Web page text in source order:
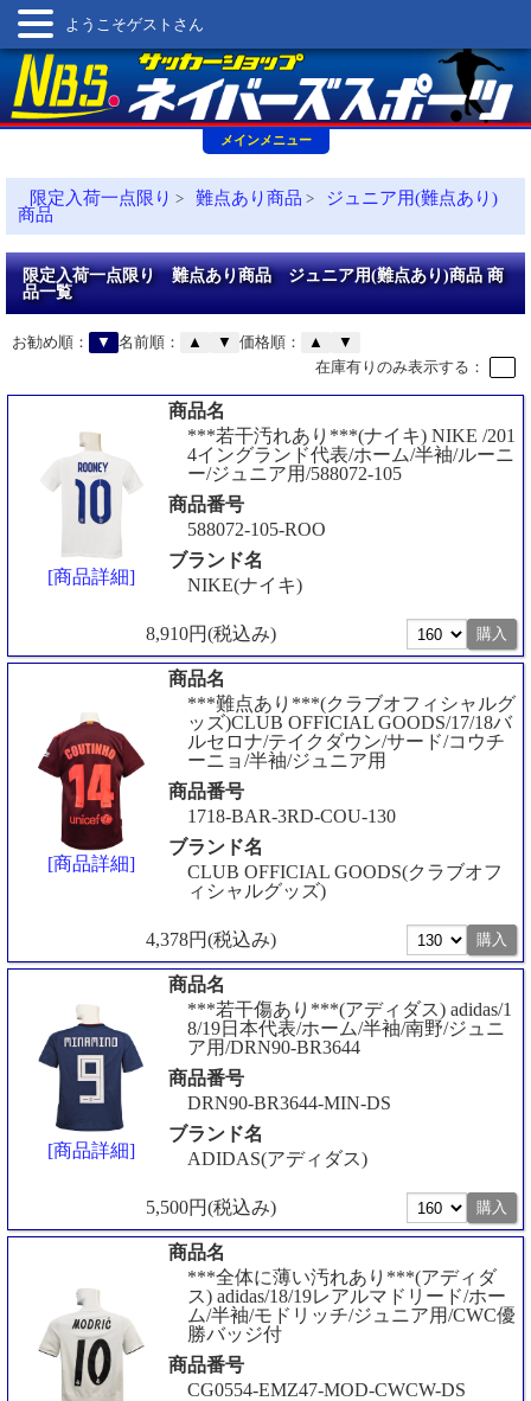
メインメニュー
ようこそゲストさん
限定入荷一点限り > 難点あり商品 >
ジュニア用(難点あり)
商品
限定入荷一点限り 難点あり商品 ジュニア用(難点あり)商品 商
品一覧
お勧め順： ▼ 名前順： ▲ ▼ 価格順： ▲
▼
在庫有りのみ表示する：
[商品詳細]
商品名
***若干汚れあり***(ナイキ) NIKE /201
4イングランド代表/ホーム/半袖/ルーニ
ー/ジュニア用/588072-105
商品番号
588072-105-ROO
ブランド名
NIKE(ナイキ)
8,910円(税込み)
[商品詳細]
商品名
***難点あり***(クラブオフィシャルグ
ッズ)CLUB OFFICIAL GOODS/17/18バ
ルセロナ/テイクダウン/サード/コウチ
ーニョ/半袖/ジュニア用
商品番号
1718-BAR-3RD-COU-130
ブランド名
CLUB OFFICIAL GOODS(クラブオフ
ィシャルグッズ)
4,378円(税込み)
[商品詳細]
商品名
***若干傷あり***(アディダス) adidas/1
8/19日本代表/ホーム/半袖/南野/ジュニ
ア用/DRN90-BR3644
商品番号
DRN90-BR3644-MIN-DS
ブランド名
ADIDAS(アディダス)
5,500円(税込み)
商品名
***全体に薄い汚れあり***(アディダ
ス) adidas/18/19レアルマドリード/ホー
ム/半袖/モドリッチ/ジュニア用/CWC優
勝バッジ付
商品番号
CG0554-EMZ47-MOD-CWCW-DS